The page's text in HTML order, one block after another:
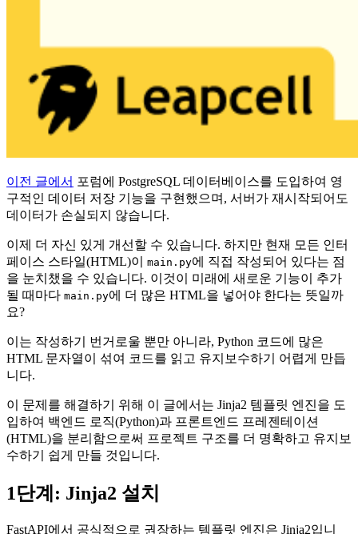
이전 글에서 포럼에 PostgreSQL 데이터베이스를 도입하여 영
구적인 데이터 저장 기능을 구현했으며, 서버가 재시작되어도
데이터가 손실되지 않습니다.
이제 더 자신 있게 개선할 수 있습니다. 하지만 현재 모든 인터
페이스 스타일(HTML)이 main.py에 직접 작성되어 있다는 점
을 눈치챘을 수 있습니다. 이것이 미래에 새로운 기능이 추가
될 때마다 main.py에 더 많은 HTML을 넣어야 한다는 뜻일까
요?
이는 작성하기 번거로울 뿐만 아니라, Python 코드에 많은
HTML 문자열이 섞여 코드를 읽고 유지보수하기 어렵게 만듭
니다.
이 문제를 해결하기 위해 이 글에서는 Jinja2 템플릿 엔진을 도
입하여 백엔드 로직(Python)과 프론트엔드 프레젠테이션
(HTML)을 분리함으로써 프로젝트 구조를 더 명확하고 유지보
수하기 쉽게 만들 것입니다.
1단계: Jinja2 설치
FastAPI에서 공식적으로 권장하는 템플릿 엔진은 Jinja2입니